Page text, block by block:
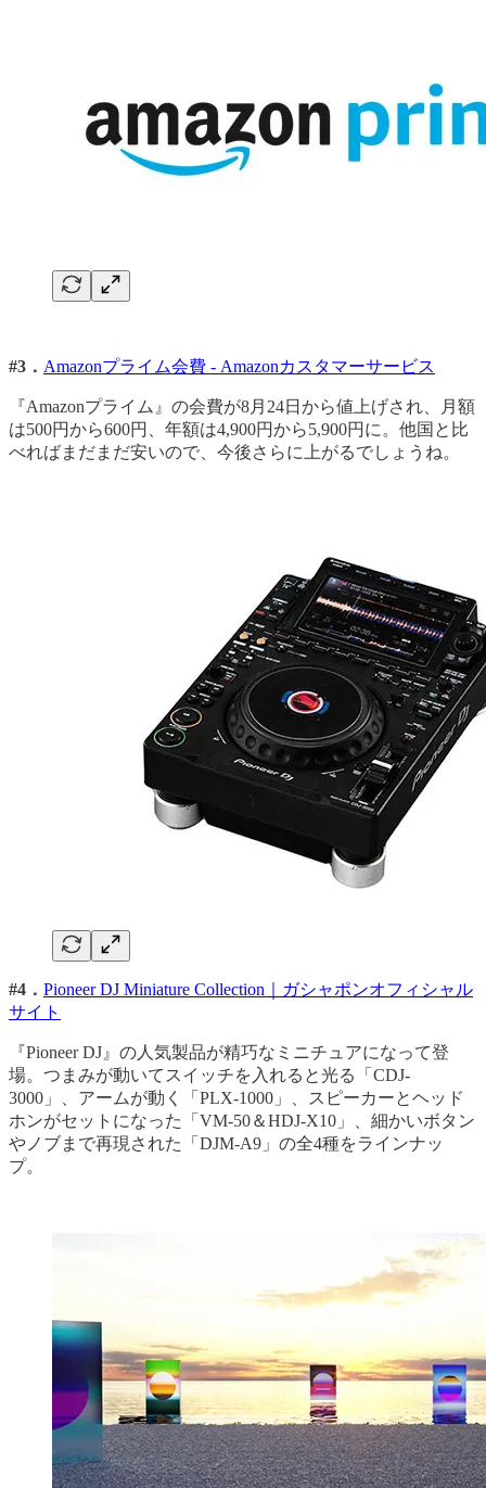
#3． Amazonプライム会費 - Amazonカスタマーサービス
『Amazonプライム』の会費が8月24日から値上げされ、月額
は500円から600円、年額は4,900円から5,900円に。他国と比
べればまだまだ安いので、今後さらに上がるでしょうね。
#4． Pioneer DJ Miniature Collection｜ガシャポンオフィシャル
サイト
『Pioneer DJ』の人気製品が精巧なミニチュアになって登
場。つまみが動いてスイッチを入れると光る「CDJ-
3000」、アームが動く「PLX-1000」、スピーカーとヘッド
ホンがセットになった「VM-50＆HDJ-X10」、細かいボタン
やノブまで再現された「DJM-A9」の全4種をラインナッ
プ。